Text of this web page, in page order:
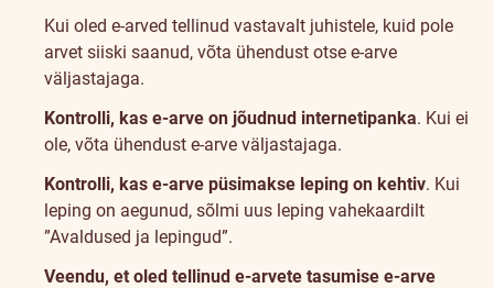
Kui oled e-arved tellinud vastavalt juhistele, kuid pole
arvet siiski saanud, võta ühendust otse e-arve
väljastajaga.
Kontrolli, kas e-arve on jõudnud internetipanka. Kui ei
ole, võta ühendust e-arve väljastajaga.
Kontrolli, kas e-arve püsimakse leping on kehtiv. Kui
leping on aegunud, sõlmi uus leping vahekaardilt
”Avaldused ja lepingud”.
Veendu, et oled tellinud e-arvete tasumise e-arve